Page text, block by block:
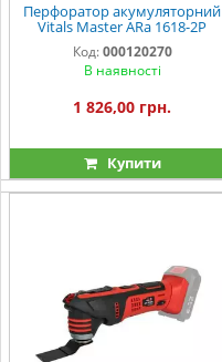
Перфоратор акумуляторний
Vitals Master ARa 1618-2P
SmartLine
Код: 000120270
В наявності
1 826,00 грн.
Купити